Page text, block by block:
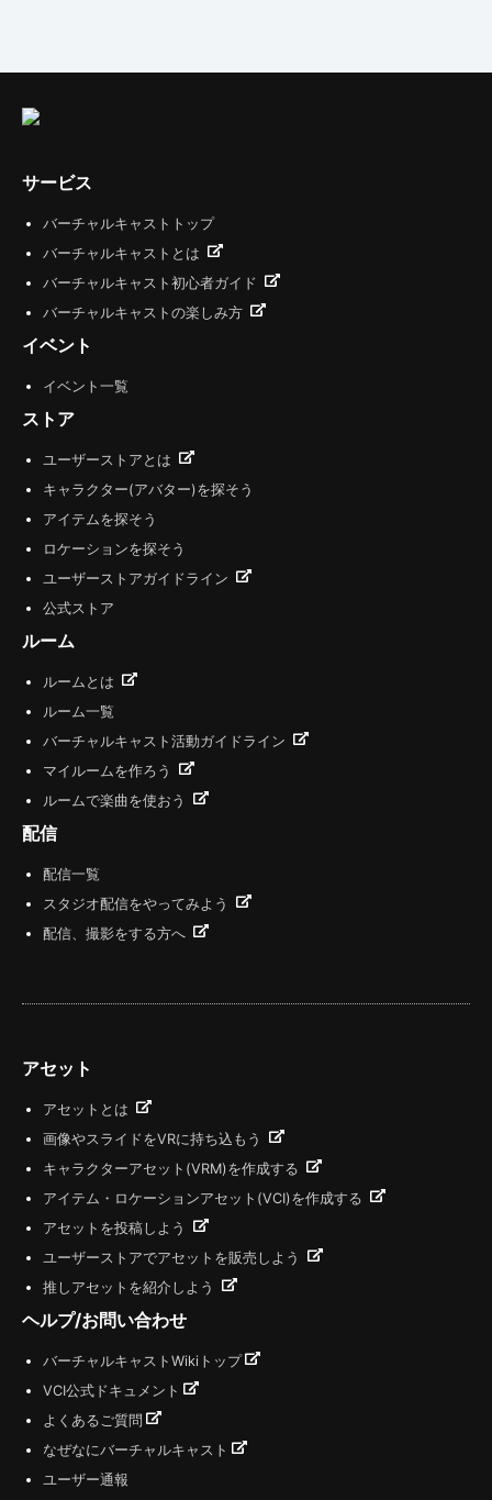
サービス
バーチャルキャストトップ
バーチャルキャストとは
バーチャルキャスト初心者ガイド
バーチャルキャストの楽しみ方
イベント
イベント一覧
ストア
ユーザーストアとは
キャラクター(アバター)を探そう
アイテムを探そう
ロケーションを探そう
ユーザーストアガイドライン
公式ストア
ルーム
ルームとは
ルーム一覧
バーチャルキャスト活動ガイドライン
マイルームを作ろう
ルームで楽曲を使おう
配信
配信一覧
スタジオ配信をやってみよう
配信、撮影をする方へ
アセット
アセットとは
画像やスライドをVRに持ち込もう
キャラクターアセット(VRM)を作成する
アイテム・ロケーションアセット(VCI)を作成する
アセットを投稿しよう
ユーザーストアでアセットを販売しよう
推しアセットを紹介しよう
ヘルプ/お問い合わせ
バーチャルキャストWikiトップ
VCI公式ドキュメント
よくあるご質問
なぜなにバーチャルキャスト
ユーザー通報